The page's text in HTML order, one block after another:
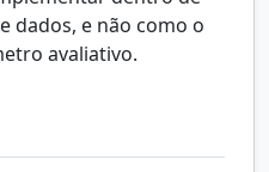
dados, e não como o
avaliativo.